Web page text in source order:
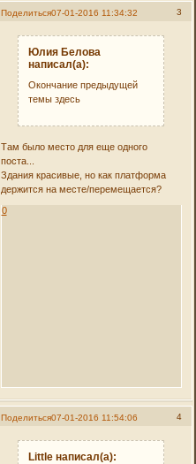
Поделиться 3
07-01-2016 11:34:32
Юлия Белова
написал(а):
Окончание предыдущей
темы здесь
Там было место для еще одного
поста...
Здания красивые, но как платформа
держится на месте/перемещается?
0
Поделиться 4
07-01-2016 11:54:06
Little написал(а):